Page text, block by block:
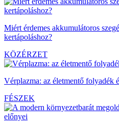
Miért érdemes akkumulátoros
kertápoláshoz?
KÖZÉRZET
Vérplazma: az életmentő folyadék
FÉSZEK